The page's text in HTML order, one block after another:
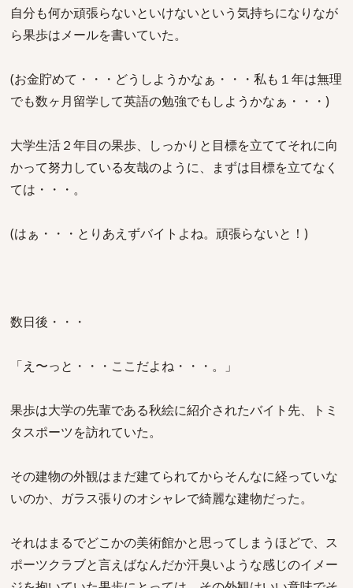
自分も何か頑張らないといけないという気持ちになりなが
ら果歩はメールを書いていた。
(お金貯めて・・・どうしようかなぁ・・・私も１年は無理
でも数ヶ月留学して英語の勉強でもしようかなぁ・・・)
大学生活２年目の果歩、しっかりと目標を立ててそれに向
かって努力している友哉のように、まずは目標を立てなく
ては・・・。
(はぁ・・・とりあえずバイトよね。頑張らないと！)
数日後・・・
「え〜っと・・・ここだよね・・・。」
果歩は大学の先輩である秋絵に紹介されたバイト先、トミ
タスポーツを訪れていた。
その建物の外観はまだ建てられてからそんなに経っていな
いのか、ガラス張りのオシャレで綺麗な建物だった。
それはまるでどこかの美術館かと思ってしまうほどで、ス
ポーツクラブと言えばなんだか汗臭いような感じのイメー